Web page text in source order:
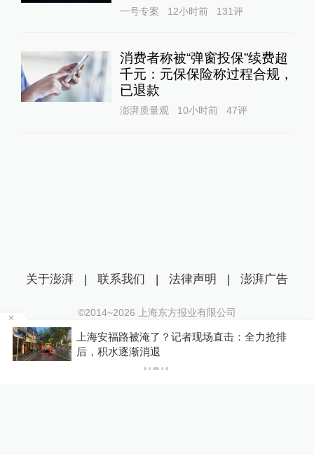
一号专案 12小时前 131评
消费者称被“弹窗投保”续费超
千元：元保保险称过程合规，
已退款
澎湃质量观 10小时前 47评
上海安福路被淹了？记者现场直击：全力抢排
后，积水逐渐消退
关于澎湃 | 联系我们 | 法律声明 | 澎湃广告
©2014~2026 上海东方报业有限公司
沪ICP证：沪B2-20170116 | 沪ICP备14003370号
互联网新闻信息服务许可证：31120170006
沪公网安备 31010602000299号